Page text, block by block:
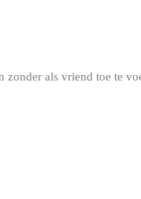
als vriend toe te